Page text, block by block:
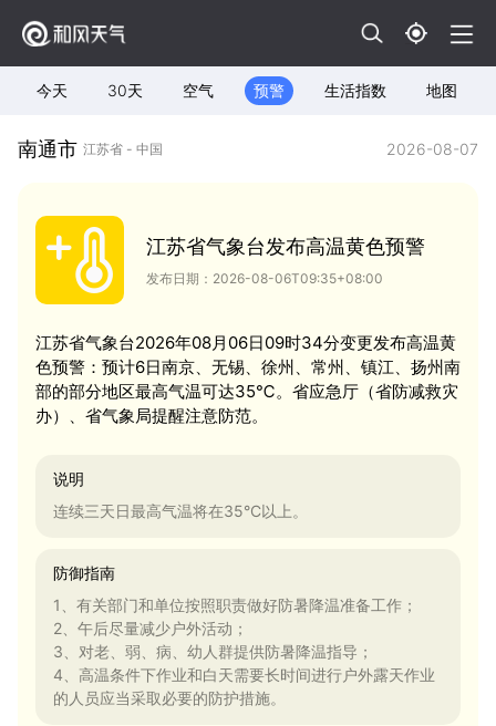
今天 30天 空气 预警 生活指数 地图
南通市 江苏省 - 中国 2026-08-07
江苏省气象台发布高温黄色预警
发布日期：2026-08-06T09:35+08:00
江苏省气象台2026年08月06日09时34分变更发布高温黄
色预警：预计6日南京、无锡、徐州、常州、镇江、扬州南
部的部分地区最高气温可达35℃。省应急厅（省防减救灾
办）、省气象局提醒注意防范。
说明
连续三天日最高气温将在35°C以上。
防御指南
1、有关部门和单位按照职责做好防暑降温准备工作；
2、午后尽量减少户外活动；
3、对老、弱、病、幼人群提供防暑降温指导；
4、高温条件下作业和白天需要长时间进行户外露天作业
的人员应当采取必要的防护措施。